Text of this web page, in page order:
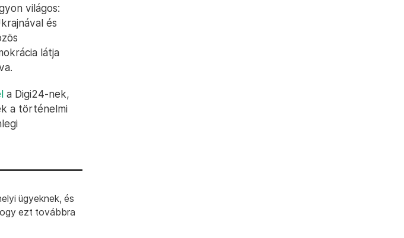
világos:
és
látja
a Digi24-nek,
a történelmi
ügyeknek, és
ezt továbbra